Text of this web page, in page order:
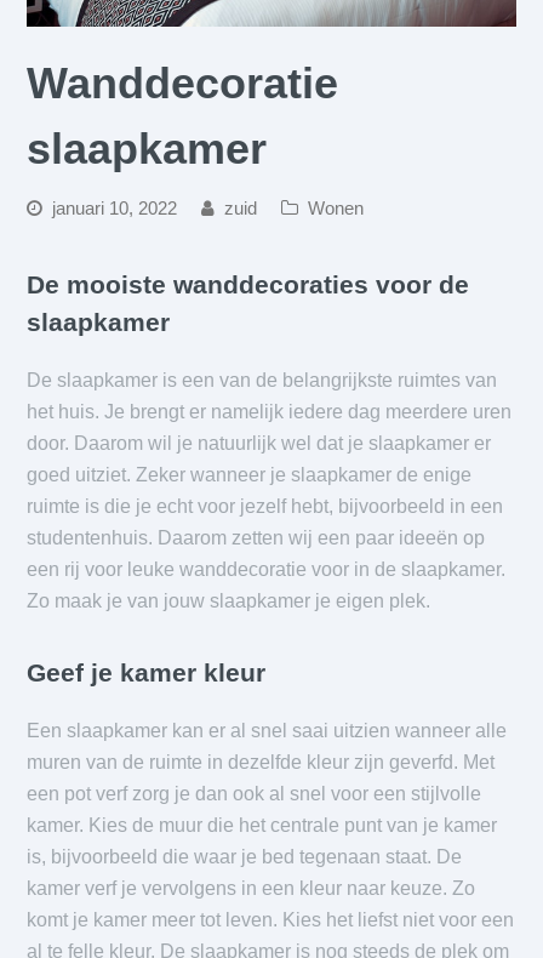
Wanddecoratie
slaapkamer
januari 10, 2022 zuid Wonen
De mooiste wanddecoraties voor de
slaapkamer
De slaapkamer is een van de belangrijkste ruimtes van
het huis. Je brengt er namelijk iedere dag meerdere uren
door. Daarom wil je natuurlijk wel dat je slaapkamer er
goed uitziet. Zeker wanneer je slaapkamer de enige
ruimte is die je echt voor jezelf hebt, bijvoorbeeld in een
studentenhuis. Daarom zetten wij een paar ideeën op
een rij voor leuke wanddecoratie voor in de slaapkamer.
Zo maak je van jouw slaapkamer je eigen plek.
Geef je kamer kleur
Een slaapkamer kan er al snel saai uitzien wanneer alle
muren van de ruimte in dezelfde kleur zijn geverfd. Met
een pot verf zorg je dan ook al snel voor een stijlvolle
kamer. Kies de muur die het centrale punt van je kamer
is, bijvoorbeeld die waar je bed tegenaan staat. De
kamer verf je vervolgens in een kleur naar keuze. Zo
komt je kamer meer tot leven. Kies het liefst niet voor een
al te felle kleur. De slaapkamer is nog steeds de plek om